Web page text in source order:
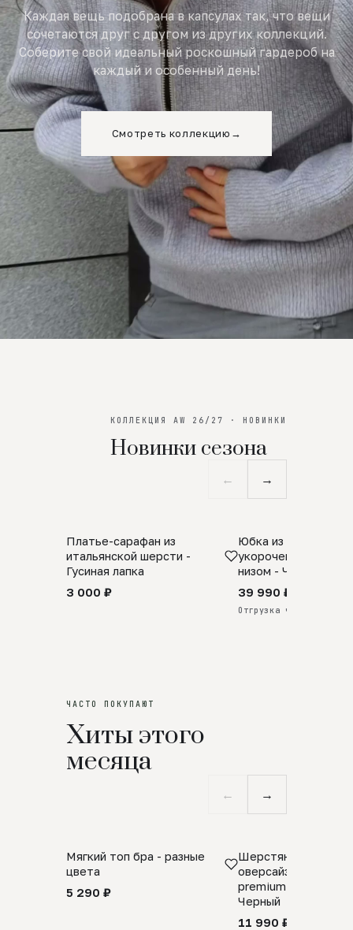
Каждая вещь подобрана в капсулах так, что вещи
сочетаются друг с другом из других коллекций.
Соберите свой идеальный роскошный гардероб на
каждый и особенный день!
Смотреть коллекцию →
КОЛЛЕКЦИЯ AW 26/27 · НОВИНКИ
Новинки сезона
← →
SALE
Платье-сарафан из
итальянской шерсти -
Гусиная лапка
3 000 ₽
ПРЕДЗАКАЗ
Юбка из
укороченная с
низом - Черный
39 990 ₽
Отгрузка через 25 дней
ЧАСТО ПОКУПАЮТ
Хиты этого
месяца
← →
Мягкий топ бра - разные
цвета
5 290 ₽
Шерстяной свитер
оверсайз 100%
premium merino
Черный
11 990 ₽